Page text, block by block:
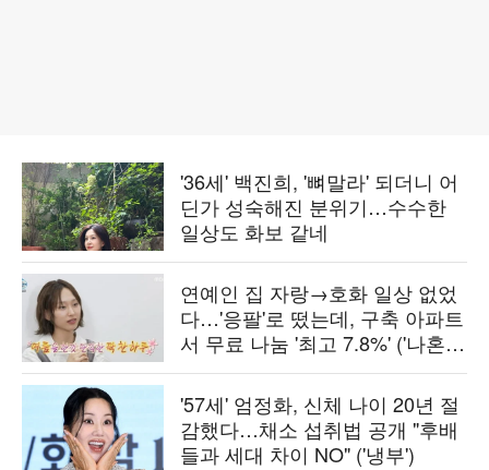
'36세' 백진희, '뼈말라' 되더니 어
딘가 성숙해진 분위기…수수한
일상도 화보 같네
연예인 집 자랑→호화 일상 없었
다…'응팔'로 떴는데, 구축 아파트
서 무료 나눔 '최고 7.8%' ('나혼
산')[종합]
'57세' 엄정화, 신체 나이 20년 절
감했다…채소 섭취법 공개 "후배
들과 세대 차이 NO" ('냉부')